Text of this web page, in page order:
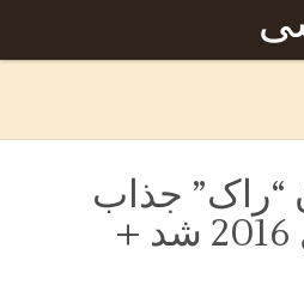
“راک” جذاب
ترین مرد سال 2016 شد +